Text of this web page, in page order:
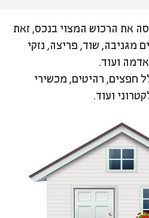
את הרכוש המצוי בנכס, זאת
מגניבה, שוד, פריצה, נזקי
ועוד.
חפצים, רהיטים, מכשירי
ועוד.